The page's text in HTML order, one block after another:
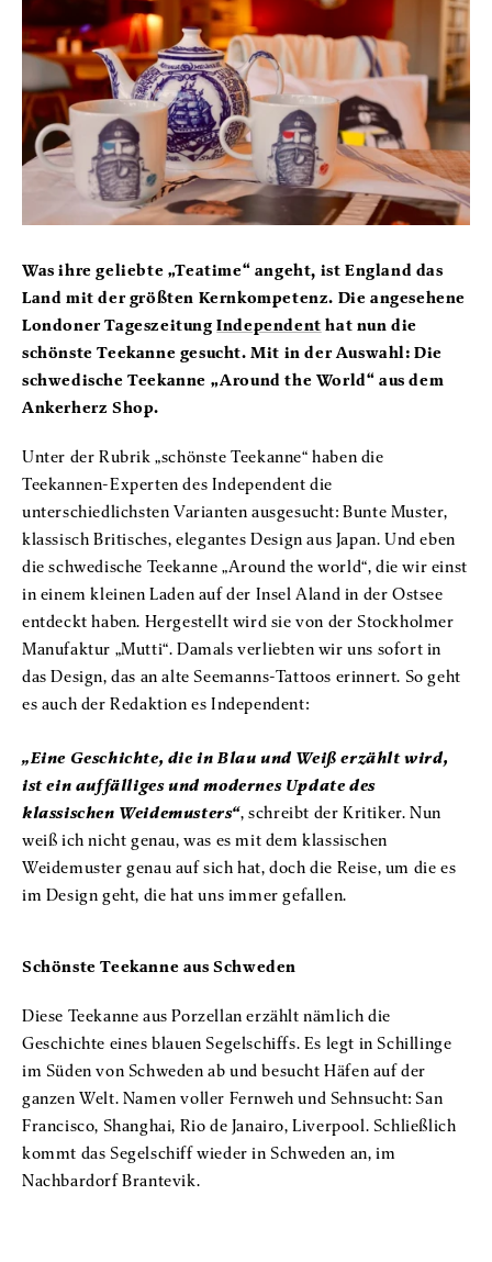
Was ihre geliebte „Teatime“ angeht, ist England das
Land mit der größten Kernkompetenz. Die angesehene
Londoner TageszeitungIndependent hat nun die
schönste Teekanne gesucht. Mit in der Auswahl: Die
schwedische Teekanne „Around the World“ aus dem
Ankerherz Shop.
Unter der Rubrik „schönste Teekanne“ haben die
Teekannen-Experten des Independent die
unterschiedlichsten Varianten ausgesucht: Bunte Muster,
klassisch Britisches, elegantes Design aus Japan. Und eben
die schwedische Teekanne „Around the world“, die wir einst
in einem kleinen Laden auf der Insel Aland in der Ostsee
entdeckt haben. Hergestellt wird sie von der Stockholmer
Manufaktur „Mutti“. Damals verliebten wir uns sofort in
das Design, das an alte Seemanns-Tattoos erinnert. So geht
es auch der Redaktion es Independent:
„Eine Geschichte, die in Blau und Weiß erzählt wird,
ist ein auffälliges und modernes Update des
klassischen Weidemusters“, schreibt der Kritiker. Nun
weiß ich nicht genau, was es mit dem klassischen
Weidemuster genau auf sich hat, doch die Reise, um die es
im Design geht, die hat uns immer gefallen.
Schönste Teekanne aus Schweden
Diese Teekanne aus Porzellan erzählt nämlich die
Geschichte eines blauen Segelschiffs. Es legt in Schillinge
im Süden von Schweden ab und besucht Häfen auf der
ganzen Welt. Namen voller Fernweh und Sehnsucht: San
Francisco, Shanghai, Rio de Janairo, Liverpool. Schließlich
kommt das Segelschiff wieder in Schweden an, im
Nachbardorf Brantevik.